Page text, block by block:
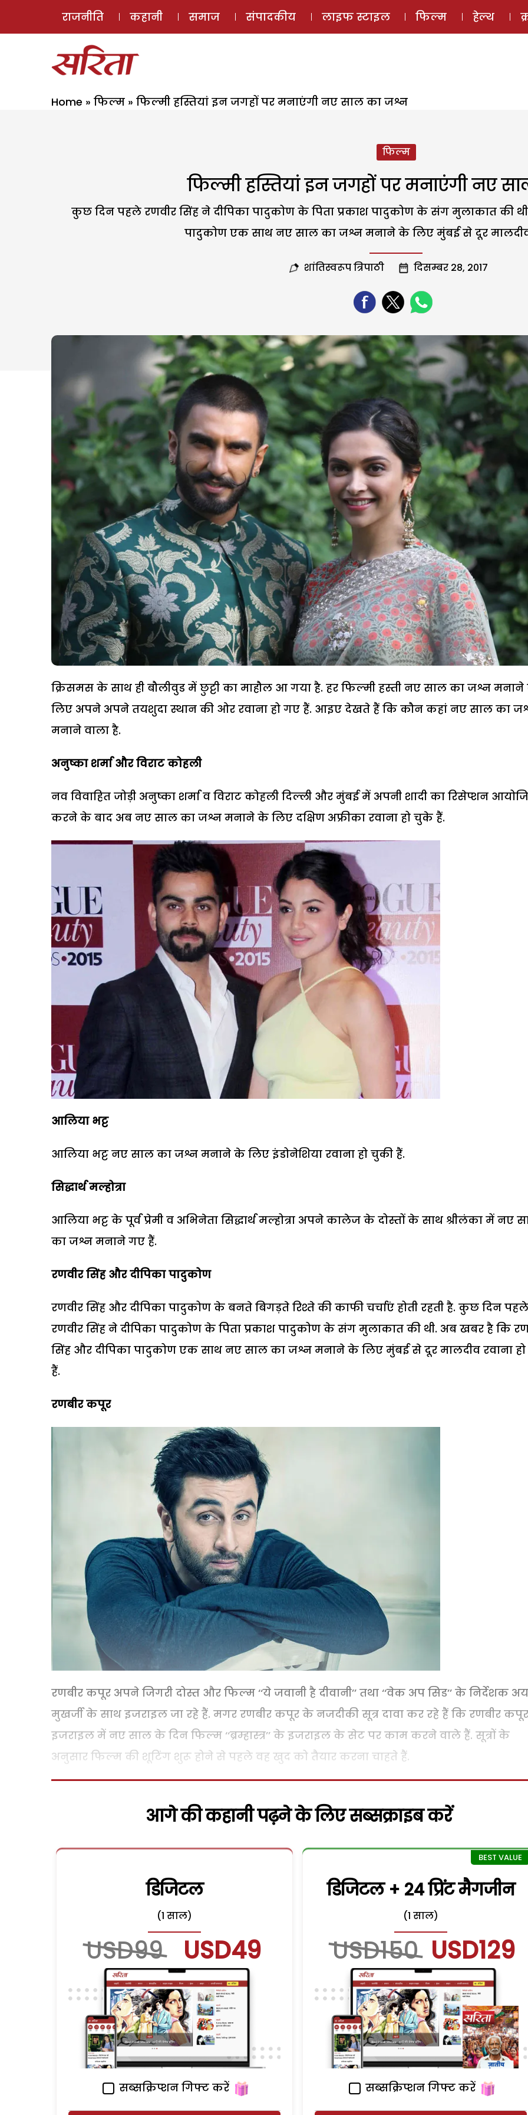
ई-मैगज़ीन
राजनीति कहानी समाज संपादकीय लाइफ स्टाइल फिल्म हेल्थ
Home » फिल्म » फिल्मी हस्तियां इन जगहों पर मनाएंगी नए साल का जश्न
फिल्म
फिल्मी हस्तियां इन जगहों पर मनाएंगी नए
कुछ दिन पहले रणवीर सिंह ने दीपिका पादुकोण के पिता प्रकाश पादुकोण के संग मुलाकात की
पादुकोण एक साथ नए साल का जश्न मनाने के लिए मुंबई से दूर मालदीव
शांतिस्वरूप त्रिपाठी दिसम्बर 28, 2017
क्रिसमस के साथ ही बौलीवुड में छुट्टी का माहौल आ गया है. हर फिल्मी हस्ती नए साल का जश्न
लिए अपने अपने तयशुदा स्थान की ओर रवाना हो गए हैं. आइए देखते हैं कि कौन कहां नए साल का
मनाने वाला है.
अनुष्का शर्मा और विराट कोहली
नव विवाहित जोड़ी अनुष्का शर्मा व विराट कोहली दिल्ली और मुंबई में अपनी शादी का रिसेप्शन
करने के बाद अब नए साल का जश्न मनाने के लिए दक्षिण अफ्रीका रवाना हो चुके हैं.
आलिया भट्ट
आलिया भट्ट नए साल का जश्न मनाने के लिए इंडोनेशिया रवाना हो चुकी हैं.
सिद्धार्थ मल्होत्रा
आलिया भट्ट के पूर्व प्रेमी व अभिनेता सिद्धार्थ मल्होत्रा अपने कालेज के दोस्तों के साथ श्रीलंका में नए
का जश्न मनाने गए हैं.
रणवीर सिंह और दीपिका पादुकोण
रणवीर सिंह और दीपिका पादुकोण के बनते बिगड़ते रिश्ते की काफी चर्चाएं होती रहती है. कुछ दिन पहले
रणवीर सिंह ने दीपिका पादुकोण के पिता प्रकाश पादुकोण के संग मुलाकात की थी. अब खबर है कि
सिंह और दीपिका पादुकोण एक साथ नए साल का जश्न मनाने के लिए मुंबई से दूर मालदीव रवाना
हैं.
रणबीर कपूर
रणबीर कपूर अपने जिगरी दोस्त और फिल्म ‘‘ये जवानी है दीवानी’’ तथा ‘‘वेक अप सिड’’ के निर्देशक
मुखर्जी के साथ इजराइल जा रहे हैं. मगर रणबीर कपूर के नजदीकी सूत्र दावा कर रहे हैं कि रणबीर कपूर
इजराइल में नए साल के दिन फिल्म ‘‘ब्रम्हास्त्र’’ के इजराइल के सेट पर काम करने वाले हैं. सूत्रों के
अनुसार फिल्म की शूटिंग शुरू होने से पहले वह खुद को तैयार करना चाहते हैं.
आगे की कहानी पढ़ने के लिए सब्सक्राइब करें
डिजिटल
(1 साल)
USD99 USD49
सब्सक्रिप्शन गिफ्ट करें
डिजिटल + 24 प्रिंट मैगजीन
(1 साल)
USD150 USD129
सब्सक्रिप्शन गिफ्ट करें